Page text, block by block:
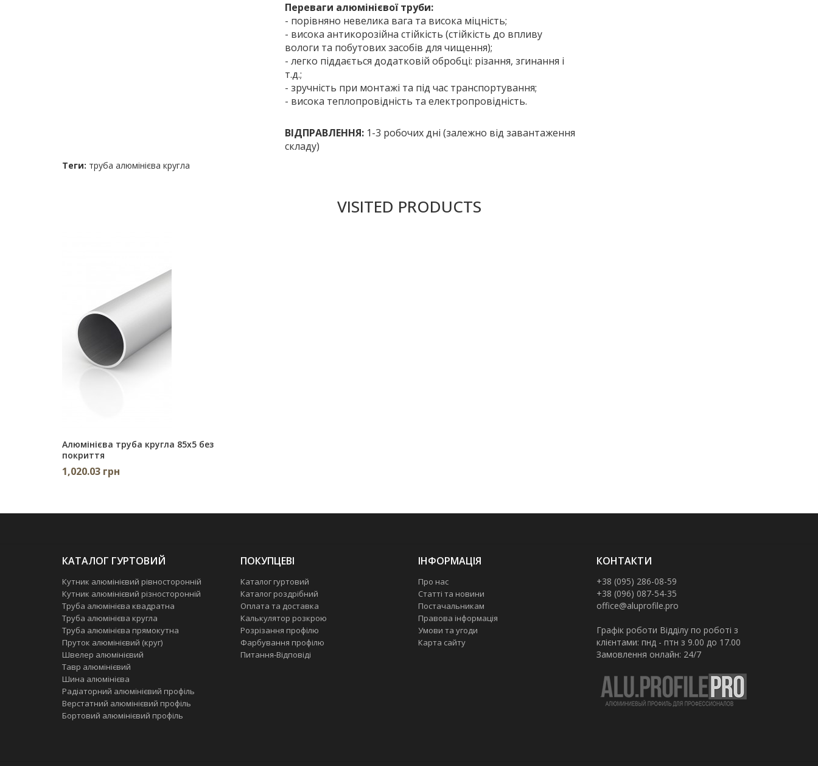
Переваги алюмінієвої труби:
- порівняно невелика вага та висока міцність;
- висока антикорозійна стійкість (стійкість до впливу
вологи та побутових засобів для чищення);
- легко піддається додатковій обробці: різання, згинання і
т.д.;
- зручність при монтажі та під час транспортування;
- висока теплопровідність та електропровідність.
ВІДПРАВЛЕННЯ: 1-3 робочих дні (залежно від завантаження
складу)
Теги: труба алюмінієва кругла
VISITED PRODUCTS
Алюмінієва труба кругла 85х5 без
покриття
1,020.03 грн
КАТАЛОГ ГУРТОВИЙ
Кутник алюмінієвий рівносторонній
Кутник алюмінієвий різносторонній
Труба алюмінієва квадратна
Труба алюмінієва кругла
Труба алюмінієва прямокутна
Пруток алюмінієвий (круг)
Швелер алюмінієвий
Тавр алюмінієвий
Шина алюмінієва
Радіаторний алюмінієвий профіль
Верстатний алюмінієвий профіль
Бортовий алюмінієвий профіль
ПОКУПЦЕВІ
Каталог гуртовий
Каталог роздрібний
Оплата та доставка
Калькулятор розкрою
Розрізання профілю
Фарбування профілю
Питання-Відповіді
ІНФОРМАЦІЯ
Про нас
Статті та новини
Постачальникам
Правова інформація
Умови та угоди
Карта сайту
КОНТАКТИ
+38 (095) 286-08-59
+38 (096) 087-54-35
office@aluprofile.pro
Графік роботи Відділу по роботі з
клієнтами: пнд - птн з 9.00 до 17.00
Замовлення онлайн: 24/7